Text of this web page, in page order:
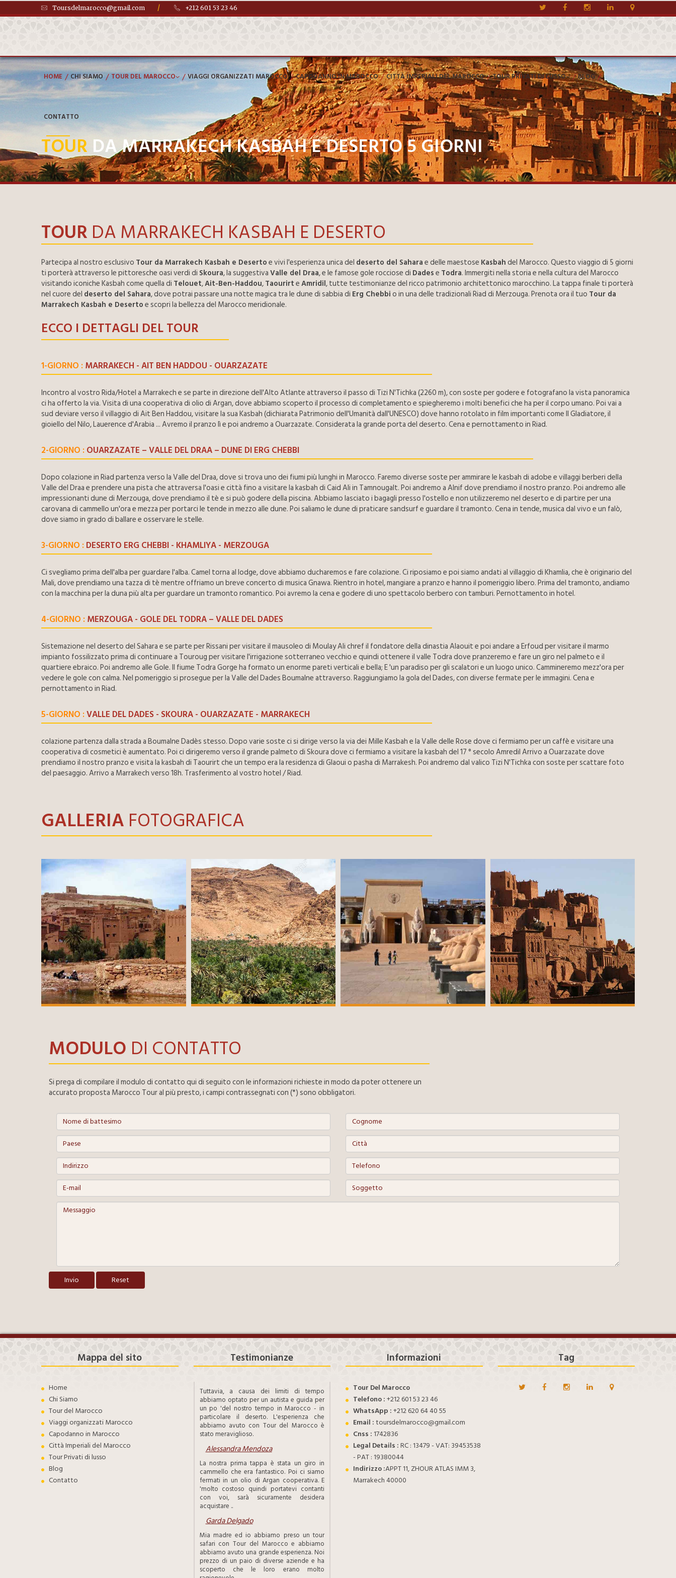
Toursdelmarocco@gmail.com / +212 601 53 23 46
HOME / CHI SIAMO / TOUR DEL MAROCCO / VIAGGI ORGANIZZATI MAROCCO / CAPODANNO IN MAROCCO / CITTÀ IMPERIALI DEL MAROCCO / TOUR PRIVATI DI LUSSO / BLOG /
CONTATTO
TOURDA MARRAKECH KASBAH E DESERTO 5 GIORNI
TOUR DA MARRAKECH KASBAH E DESERTO
Partecipa al nostro esclusivo Tour da Marrakech Kasbah e Desertoe vivi l'esperienza unica del deserto del Saharae delle maestose Kasbah del Marocco. Questo viaggio di 5 giorni
ti porterà attraverso le pittoresche oasi verdi di Skoura, la suggestivaValle del Draa, e le famose gole rocciose di Dadese Todra. Immergiti nella storia e nella cultura del Marocco
visitando iconiche Kasbah come quella di Telouet,Ait-Ben-Haddou,TaourirteAmridil, tutte testimonianze del ricco patrimonio architettonico marocchino. La tappa finale ti porterà
nel cuore del deserto del Sahara, dove potrai passare una notte magica tra le dune di sabbia di Erg Chebbi o in una delle tradizionali Riad di Merzouga. Prenota ora il tuo Tour da
Marrakech Kasbah e Desertoe scopri la bellezza del Marocco meridionale.
ECCO I DETTAGLI DEL TOUR
1-GIORNO : MARRAKECH - AIT BEN HADDOU - OUARZAZATE
Incontro al vostro Rida/Hotel a Marrakech e se parte in direzione dell'Alto Atlante attraverso il passo di Tizi N'Tichka (2260 m), con soste per godere e fotografano la vista panoramica
ci ha offerto la via. Visita di una cooperativa di olio di Argan, dove abbiamo scoperto il processo di completamento e spiegheremo i molti benefici che ha per il corpo umano. Poi vai a
sud deviare verso il villaggio di Ait Ben Haddou, visitare la sua Kasbah (dichiarata Patrimonio dell'Umanità dall'UNESCO) dove hanno rotolato in film importanti come Il Gladiatore, il
gioiello del Nilo, Lauerence d'Arabia ... Avremo il pranzo lì e poi andremo a Ouarzazate. Considerata la grande porta del deserto. Cena e pernottamento in Riad.
2-GIORNO : OUARZAZATE – VALLE DEL DRAA – DUNE DI ERG CHEBBI
Dopo colazione in Riad partenza verso la Valle del Draa, dove si trova uno dei fiumi più lunghi in Marocco. Faremo diverse soste per ammirare le kasbah di adobe e villaggi berberi della
Valle del Draa e prendere una pista che attraversa l'oasi e città fino a visitare la kasbah di Caid Ali in Tamnougalt. Poi andremo a Alnif dove prendiamo il nostro pranzo. Poi andremo alle
impressionanti dune di Merzouga, dove prendiamo il tè e si può godere della piscina. Abbiamo lasciato i bagagli presso l'ostello e non utilizzeremo nel deserto e di partire per una
carovana di cammello un'ora e mezza per portarci le tende in mezzo alle dune. Poi saliamo le dune di praticare sandsurf e guardare il tramonto. Cena in tende, musica dal vivo e un falò,
dove siamo in grado di ballare e osservare le stelle.
3-GIORNO : DESERTO ERG CHEBBI - KHAMLIYA - MERZOUGA
Ci svegliamo prima dell'alba per guardare l'alba. Camel torna al lodge, dove abbiamo ducharemos e fare colazione. Ci riposiamo e poi siamo andati al villaggio di Khamlia, che è originario del
Mali, dove prendiamo una tazza di tè mentre offriamo un breve concerto di musica Gnawa. Rientro in hotel, mangiare a pranzo e hanno il pomeriggio libero. Prima del tramonto, andiamo
con la macchina per la duna più alta per guardare un tramonto romantico. Poi avremo la cena e godere di uno spettacolo berbero con tamburi. Pernottamento in hotel.
4-GIORNO : MERZOUGA - GOLE DEL TODRA – VALLE DEL DADES
Sistemazione nel deserto del Sahara e se parte per Rissani per visitare il mausoleo di Moulay Ali chref il fondatore della dinastia Alaouit e poi andare a Erfoud per visitare il marmo
impianto fossilizzato prima di continuare a Touroug per visitare l'irrigazione sotterraneo vecchio e quindi ottenere il valle Todra dove pranzeremo e fare un giro nel palmeto e il
quartiere ebraico. Poi andremo alle Gole. Il fiume Todra Gorge ha formato un enorme pareti verticali e bella; E 'un paradiso per gli scalatori e un luogo unico. Cammineremo mezz'ora per
vedere le gole con calma. Nel pomeriggio si prosegue per la Valle del Dades Boumalne attraverso. Raggiungiamo la gola del Dades, con diverse fermate per le immagini. Cena e
pernottamento in Riad.
5-GIORNO :VALLE DEL DADES - SKOURA - OUARZAZATE - MARRAKECH
colazione partenza dalla strada a Boumalne Dadès stesso. Dopo varie soste ci si dirige verso la via dei Mille Kasbah e la Valle delle Rose dove ci fermiamo per un caffè e visitare una
cooperativa di cosmetici è aumentato. Poi ci dirigeremo verso il grande palmeto di Skoura dove ci fermiamo a visitare la kasbah del 17 ° secolo Amredil Arrivo a Ouarzazate dove
prendiamo il nostro pranzo e visita la kasbah di Taourirt che un tempo era la residenza di Glaoui o pasha di Marrakesh. Poi andremo dal valico Tizi N'Tichka con soste per scattare foto
del paesaggio. Arrivo a Marrakech verso 18h. Trasferimento al vostro hotel / Riad.
GALLERIA FOTOGRAFICA
MODULO DI CONTATTO
Si prega di compilare il modulo di contatto qui di seguito con le informazioni richieste in modo da poter ottenere un
accurato proposta Marocco Tour al più presto, i campi contrassegnati con (*) sono obbligatori.
Invio Reset
Mappa del sito
Home
Chi Siamo
Tour del Marocco
Viaggi organizzati Marocco
Capodanno in Marocco
Città Imperiali del Marocco
Tour Privati di lusso
Blog
Contatto
Testimonianze
Tuttavia, a causa dei limiti di tempo
abbiamo optato per un autista e guida per
un po 'del nostro tempo in Marocco - in
particolare il deserto. L'esperienza che
abbiamo avuto con Tour del Marocco è
stato meraviglioso.
Alessandra Mendoza
La nostra prima tappa è stata un giro in
cammello che era fantastico. Poi ci siamo
fermati in un olio di Argan cooperativa. E
'molto costoso quindi portatevi contanti
con voi, sarà sicuramente desidera
acquistare ..
Garda Delgado
Mia madre ed io abbiamo preso un tour
safari con Tour del Marocco e abbiamo
abbiamo avuto una grande esperienza. Noi
prezzo di un paio di diverse aziende e ha
scoperto che le loro erano molto
Informazioni
Tour Del Marocco
Telefono :+212 601 53 23 46
WhatsApp :+212 620 64 40 55
Email :toursdelmarocco@gmail.com
Cnss : 1742836
Legal Details :RC : 13479 - VAT: 39453538
- PAT : 19380044
Indirizzo :APPT 11, ZHOUR ATLAS IMM 3,
Marrakech 40000
Tag